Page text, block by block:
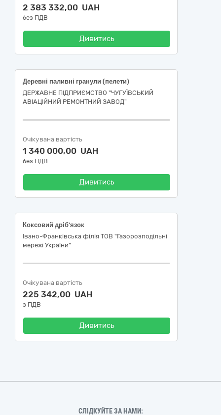
2 383 332,00 UAH
без ПДВ
Дивитись
Деревні паливні гранули (пелети)
ДЕРЖАВНЕ ПІДПРИЄМСТВО "ЧУГУЇВСЬКИЙ
АВІАЦІЙНИЙ РЕМОНТНИЙ ЗАВОД"
Очікувана вартість
1 340 000,00 UAH
без ПДВ
Дивитись
Коксовий дріб'язок
Івано-Франківська філія ТОВ "Газорозподільні
мережі України"
Очікувана вартість
225 342,00 UAH
з ПДВ
Дивитись
СЛІДКУЙТЕ ЗА НАМИ: